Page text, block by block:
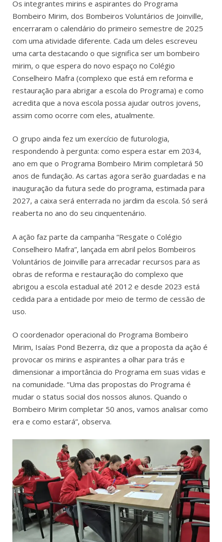
Os integrantes mirins e aspirantes do Programa
Bombeiro Mirim, dos Bombeiros Voluntários de Joinville,
encerraram o calendário do primeiro semestre de 2025
com uma atividade diferente. Cada um deles escreveu
uma carta destacando o que significa ser um bombeiro
mirim, o que espera do novo espaço no Colégio
Conselheiro Mafra (complexo que está em reforma e
restauração para abrigar a escola do Programa) e como
acredita que a nova escola possa ajudar outros jovens,
assim como ocorre com eles, atualmente.
O grupo ainda fez um exercício de futurologia,
respondendo à pergunta: como espera estar em 2034,
ano em que o Programa Bombeiro Mirim completará 50
anos de fundação. As cartas agora serão guardadas e na
inauguração da futura sede do programa, estimada para
2027, a caixa será enterrada no jardim da escola. Só será
reaberta no ano do seu cinquentenário.
A ação faz parte da campanha “Resgate o Colégio
Conselheiro Mafra”, lançada em abril pelos Bombeiros
Voluntários de Joinville para arrecadar recursos para as
obras de reforma e restauração do complexo que
abrigou a escola estadual até 2012 e desde 2023 está
cedida para a entidade por meio de termo de cessão de
uso.
O coordenador operacional do Programa Bombeiro
Mirim, Isaías Pond Bezerra, diz que a proposta da ação é
provocar os mirins e aspirantes a olhar para trás e
dimensionar a importância do Programa em suas vidas e
na comunidade. “Uma das propostas do Programa é
mudar o status social dos nossos alunos. Quando o
Bombeiro Mirim completar 50 anos, vamos analisar como
era e como estará”, observa.